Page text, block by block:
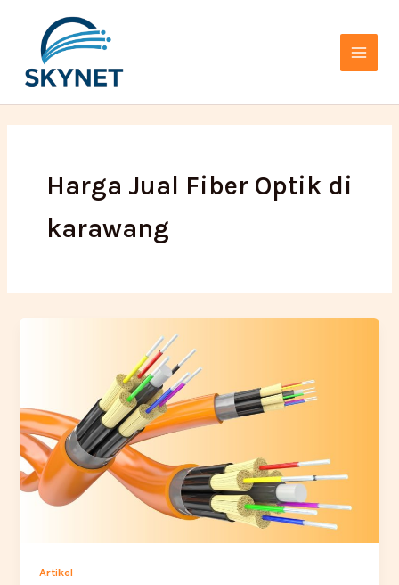
konten
Menu
Harga Jual Fiber Optik di
karawang
Artikel